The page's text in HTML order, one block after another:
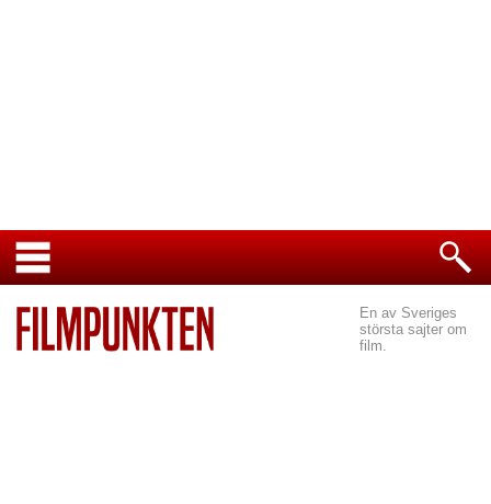
En av Sveriges
största sajter om
film.